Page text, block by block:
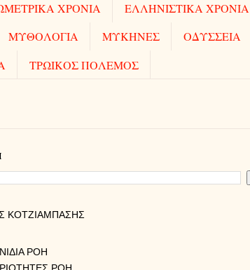
ΧΡΟΝΙΑ ΕΛΛΗΝΙΣΤΙΚΑ ΧΡΟΝΙΑ
ΜΥΘΟΛΟΓΙΑ ΜΥΚΗΝΕΣ ΟΔΥΣΣΕΙΑ
ΤΡΩΙΚΟΣ ΠΟΛΕΜΟΣ
ΚΟΤΖΙΑΜΠΑΣΗΣ
ΡΟΗ